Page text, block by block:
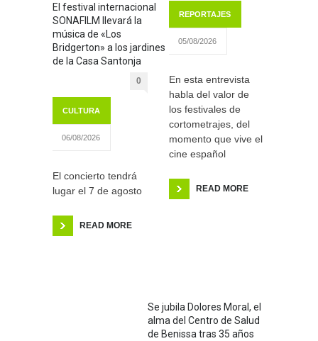
El festival internacional
SONAFILM llevará la
música de «Los
Bridgerton» a los jardines
de la Casa Santonja
0
CULTURA
06/08/2026
El concierto tendrá
lugar el 7 de agosto
READ MORE
REPORTAJES
05/08/2026
En esta entrevista
habla del valor de
los festivales de
cortometrajes, del
momento que vive el
cine español
READ MORE
Se jubila Dolores Moral, el
alma del Centro de Salud
de Benissa tras 35 años